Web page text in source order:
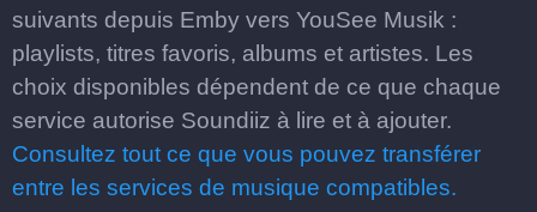
suivants depuis Emby vers YouSee Musik :
playlists, titres favoris, albums et artistes. Les
choix disponibles dépendent de ce que chaque
service autorise Soundiiz à lire et à ajouter.
Consultez tout ce que vous pouvez transférer
entre les services de musique compatibles.